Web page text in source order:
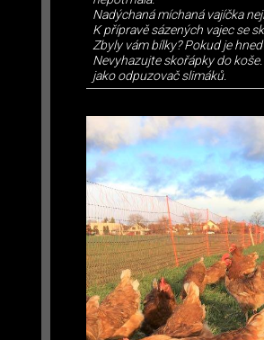
Nadýchaná míchaná vajíčka
K přípravě sázených vajec se
Zbyly vám bílky? Pokud je
Nevyhazujte skořápky do
jako odpuzovač slimáků.